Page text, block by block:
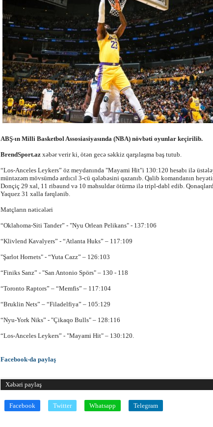
ABŞ-ın Milli Basketbol Assosiasiyasında (NBA) növbəti oyunlar keçirilib.
BrendSport.az xəbər verir ki, ötən gecə səkkiz qarşılaşma baş tutub.
“Los-Anceles Leykers” öz meydanında "Mayami Hit"i 130:120 hesabı ilə
müntəzəm mövsümdə ardıcıl 3-cü qələbəsini qazanıb. Qalib komandanın
Donçiç 29 xal, 11 ribaund və 10 məhsuldar ötürmə ilə tripl-dabl edib.
Yaquez 31 xalla fərqlənib.
Matçların nəticələri
“Oklahoma-Siti Tander” - "Nyu Orlean Pelikans" - 137:106
“Klivlend Kavalyers” - “Atlanta Huks” – 117:109
"Şarlot Hornets" - “Yuta Cazz” – 126:103
“Finiks Sanz” - "San Antonio Spörs" – 130 - 118
“Toronto Raptors” – “Memfis” – 117:104
“Bruklin Nets” – “Filadelfiya” – 105:129
“Nyu-York Niks” - "Çikaqo Bulls" – 128:116
“Los-Anceles Leykers” - "Mayami Hit" – 130:120.
Facebook-da paylaş
Xəbəri paylaş
Facebook Twitter Whatsapp Telegram